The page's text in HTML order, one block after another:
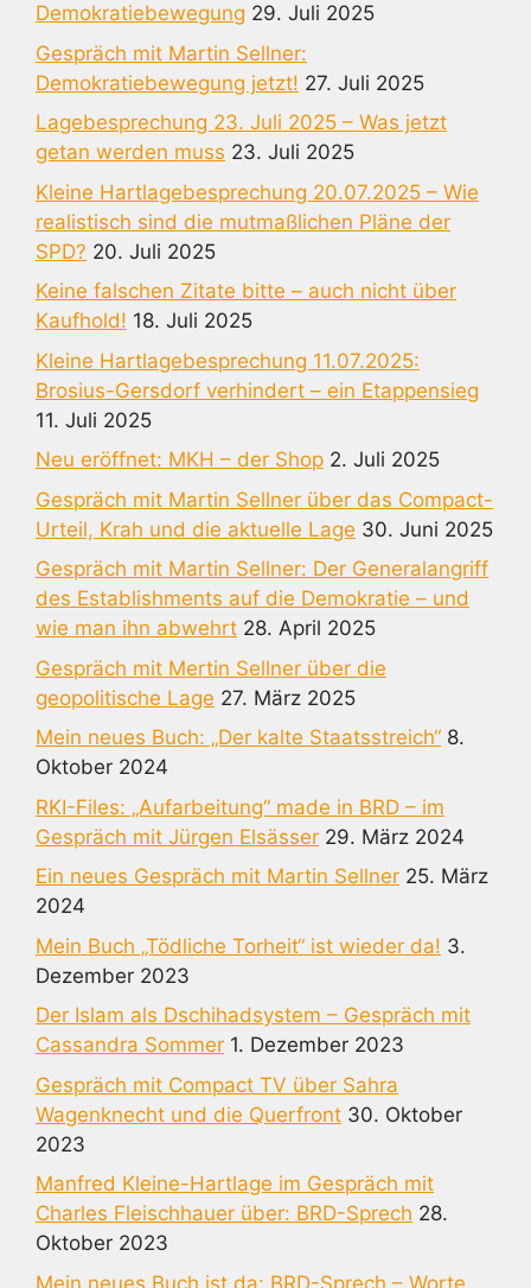
Demokratiebewegung 29. Juli 2025
Gespräch mit Martin Sellner:
Demokratiebewegung jetzt! 27. Juli 2025
Lagebesprechung 23. Juli 2025 – Was jetzt
getan werden muss 23. Juli 2025
Kleine Hartlagebesprechung 20.07.2025 – Wie
realistisch sind die mutmaßlichen Pläne der
SPD? 20. Juli 2025
Keine falschen Zitate bitte – auch nicht über
Kaufhold! 18. Juli 2025
Kleine Hartlagebesprechung 11.07.2025:
Brosius-Gersdorf verhindert – ein Etappensieg
11. Juli 2025
Neu eröffnet: MKH – der Shop 2. Juli 2025
Gespräch mit Martin Sellner über das Compact-
Urteil, Krah und die aktuelle Lage 30. Juni 2025
Gespräch mit Martin Sellner: Der Generalangriff
des Establishments auf die Demokratie – und
wie man ihn abwehrt 28. April 2025
Gespräch mit Mertin Sellner über die
geopolitische Lage 27. März 2025
Mein neues Buch: „Der kalte Staatsstreich“ 8.
Oktober 2024
RKI-Files: „Aufarbeitung“ made in BRD – im
Gespräch mit Jürgen Elsässer 29. März 2024
Ein neues Gespräch mit Martin Sellner 25. März
2024
Mein Buch „Tödliche Torheit“ ist wieder da! 3.
Dezember 2023
Der Islam als Dschihadsystem – Gespräch mit
Cassandra Sommer 1. Dezember 2023
Gespräch mit Compact TV über Sahra
Wagenknecht und die Querfront 30. Oktober
2023
Manfred Kleine-Hartlage im Gespräch mit
Charles Fleischhauer über: BRD-Sprech 28.
Oktober 2023
Mein neues Buch ist da: BRD-Sprech – Worte